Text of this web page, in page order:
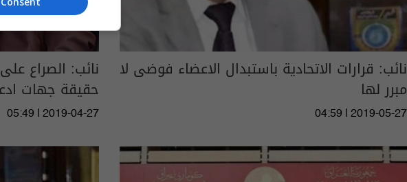
نائب: قرارات الاتحادية باستبدال الاعضاء فوضى لا
مبرر لها
04:59 | 2019-05-27
نائب: الصراع
حقيقة جهات
05:49 | 2019-04-27